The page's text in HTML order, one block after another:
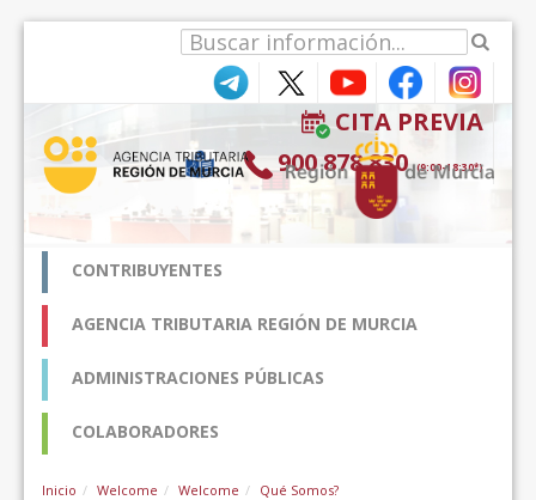
CITA PREVIA
900 878 830 (9:00-18:30*)
CONTRIBUYENTES
AGENCIA TRIBUTARIA REGIÓN DE MURCIA
ADMINISTRACIONES PÚBLICAS
COLABORADORES
Inicio Welcome Welcome Qué Somos?